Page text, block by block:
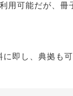
用可能だが、冊
即し、典拠も可